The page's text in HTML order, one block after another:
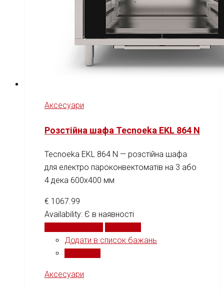
Аксесуари
Розстійна шафа Tecnoeka EKL 864 N
Tecnoeka EKL 864 N — розстійна шафа
для електро пароконвектоматів на 3 або
4 дека 600x400 мм
€ 1067.99
Availability: Є в наявності
Додати в список бажань
Аксесуари